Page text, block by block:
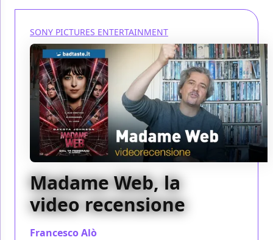
SONY PICTURES ENTERTAINMENT
Madame Web, la
video recensione
Francesco Alò